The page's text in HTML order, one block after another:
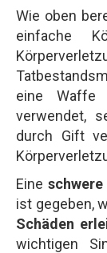
Wie oben
einfache
eine Waffe
verwendet,
durch Gift
Eine
ist gegeben,
Schäden
wichtigen